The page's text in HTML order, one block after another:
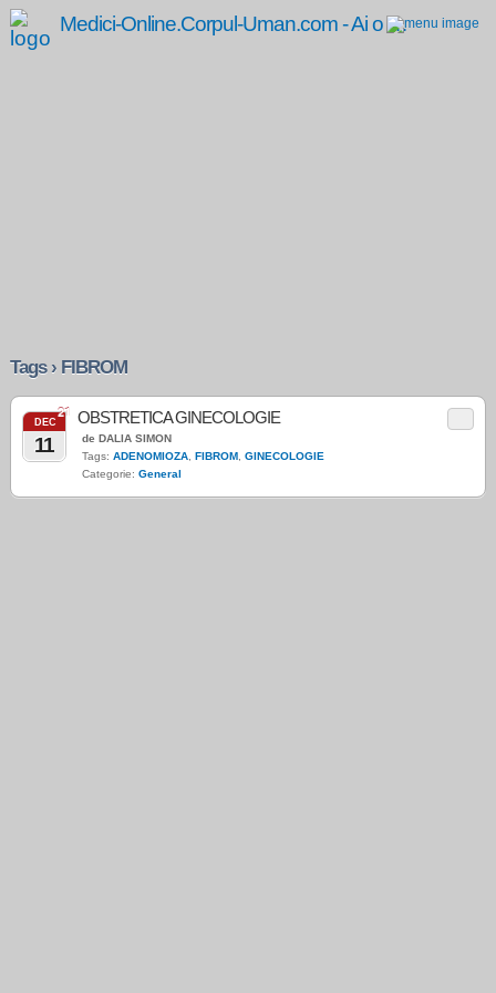
Medici-Online.Corpul-Uman.com - Ai o problema medicala? Aici gasesti, gratuit, raspunsul!
Tags › FIBROM
21
DEC
11
OBSTRETICA GINECOLOGIE
de DALIA SIMON
Tags: ADENOMIOZA FIBROM GINECOLOGIE
Categorie: General